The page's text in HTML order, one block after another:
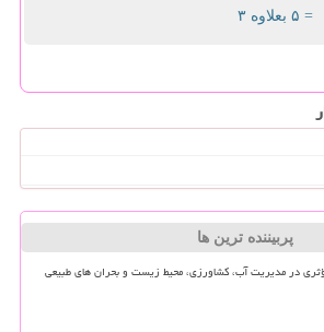
= ۵ بعلاوه ۳
پربیننده ترین ها
در مدیریت آب، کشاورزی، محیط زیست و بحران های طبیعی